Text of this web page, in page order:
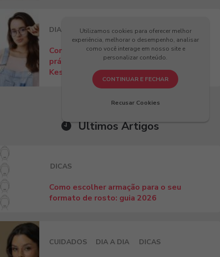
DIA A DIA DICAS
Como ajustar óculos no nariz? Dicas
práticas para conforto e estilo com
Kessy!
Últimos Artigos
DICAS
Como escolher armação para o seu
formato de rosto: guia 2026
CUIDADOS DIA A DIA DICAS
Utilizamos cookies para oferecer melhor
experiência, melhorar o desempenho, analisar
como você interage em nosso site e
personalizar conteúdo.
CONTINUAR E FECHAR
Recusar Cookies